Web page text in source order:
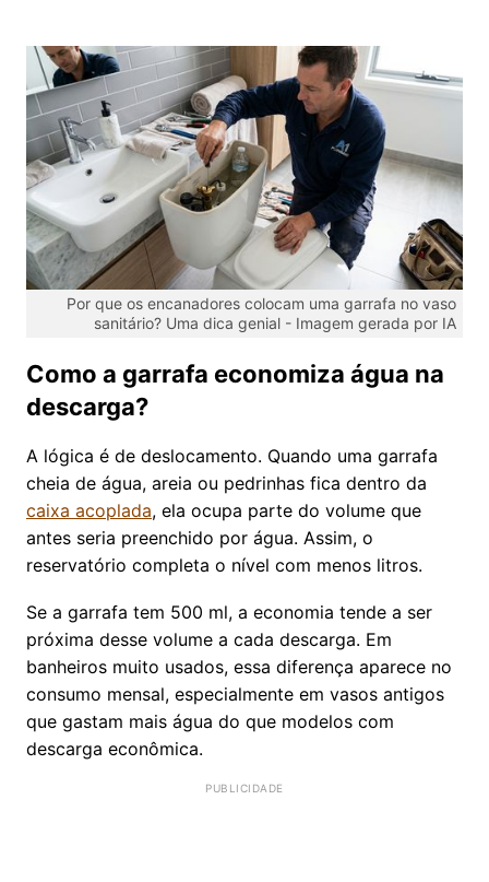
Por que os encanadores colocam uma garrafa no vaso
sanitário? Uma dica genial - Imagem gerada por IA
Como a garrafa economiza água na
descarga?
A lógica é de deslocamento. Quando uma garrafa
cheia de água, areia ou pedrinhas fica dentro da
caixa acoplada, ela ocupa parte do volume que
antes seria preenchido por água. Assim, o
reservatório completa o nível com menos litros.
Se a garrafa tem 500 ml, a economia tende a ser
próxima desse volume a cada descarga. Em
banheiros muito usados, essa diferença aparece no
consumo mensal, especialmente em vasos antigos
que gastam mais água do que modelos com
descarga econômica.